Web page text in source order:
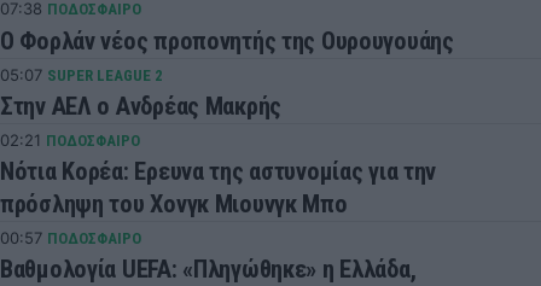
07:38 ΠΟΔΟΣΦΑΙΡΟ
Ο Φορλάν νέος προπονητής της Ουρουγουάης
05:07 SUPER LEAGUE 2
Στην ΑΕΛ ο Ανδρέας Μακρής
02:21 ΠΟΔΟΣΦΑΙΡΟ
Νότια Κορέα: Ερευνα της αστυνομίας για την
πρόσληψη του Χονγκ Μιουνγκ Μπo
00:57 ΠΟΔΟΣΦΑΙΡΟ
Βαθμολογία UEFA: «Πληγώθηκε» η Ελλάδα,